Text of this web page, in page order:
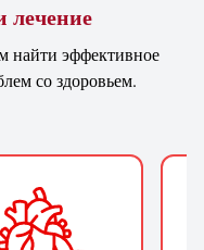
лечение
найти эффективное
со здоровьем.